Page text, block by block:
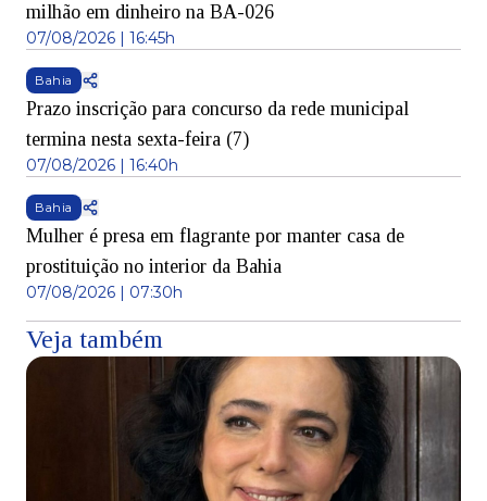
milhão em dinheiro na BA-026
07/08/2026 | 16:45h
Bahia
Prazo inscrição para concurso da rede municipal
termina nesta sexta-feira (7)
07/08/2026 | 16:40h
Bahia
Mulher é presa em flagrante por manter casa de
prostituição no interior da Bahia
07/08/2026 | 07:30h
Veja também